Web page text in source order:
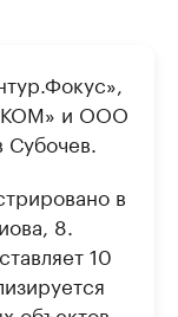
и ООО
в
8.
10